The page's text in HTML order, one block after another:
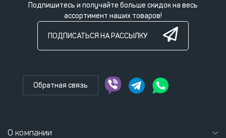
Подпишитесь и получайте больше скидок на весь
ассортимент наших товаров!
ПОДПИСАТЬСЯ НА РАССЫЛКУ
Обратная связь
О компании